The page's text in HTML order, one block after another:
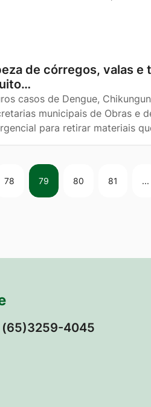
de córregos, valas e
casos de Dengue,
municipais de Obras e
para retirar materiais
78 79 80 81 ...
(65)3259-4045